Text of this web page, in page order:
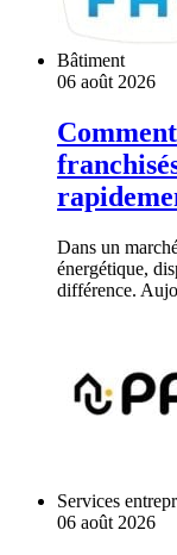
Bâtiment
06 août 2026
Dans un
énergétique,
différence.
Services
06 août 2026